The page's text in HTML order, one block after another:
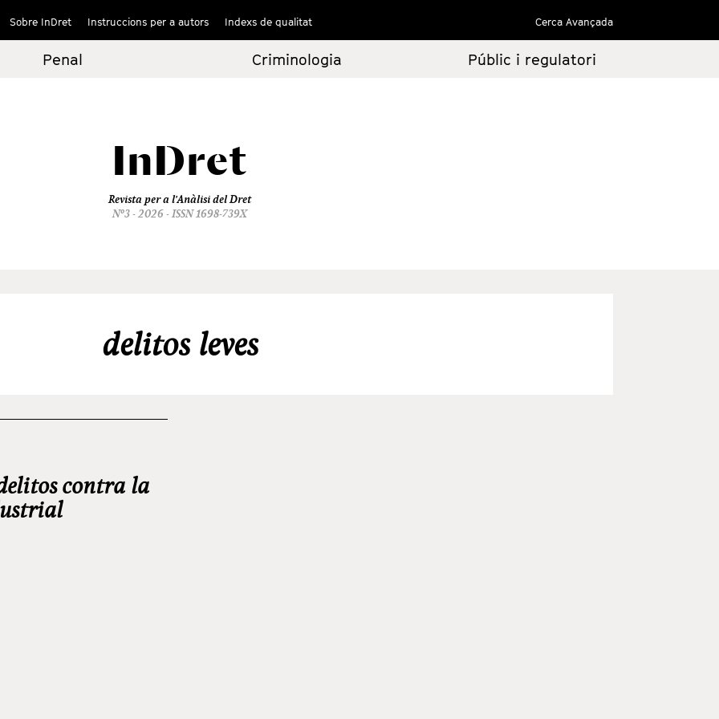
Sobre InDret Instruccions per a autors Indexs de qualitat Cerca Avançada
Penal Criminologia Públic i regulatori
InDret
Revista per a l'Anàlisi del Dret
Nº3 - 2026 - ISSN 1698-739X
delitos leves
contra la